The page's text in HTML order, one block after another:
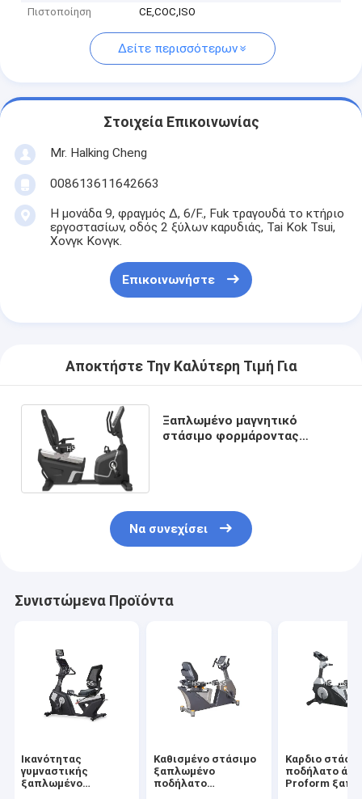
Πιστοποίηση
CE,COC,ISO
Δείτε περισσότερων
Στοιχεία Επικοινωνίας
Mr. Halking Cheng
008613611642663
Η μονάδα 9, φραγμός Δ, 6/F., Fuk τραγουδά το κτήριο
εργοστασίων, οδός 2 ξύλων καρυδιάς, Tai Kok Tsui,
Χονγκ Κονγκ.
Επικοινωνήστε
Αποκτήστε Την Καλύτερη Τιμή Για
Ξαπλωμένο μαγνητικό
στάσιμο φορμάροντας
Να συνεχίσει
Συνιστώμενα Προϊόντα
Ικανότητας
γυμναστικής
ξαπλωμένο
Καθισμένο στάσιμο
ξαπλωμένο
ποδήλατο
Καρδιο
ποδήλατο
Proform